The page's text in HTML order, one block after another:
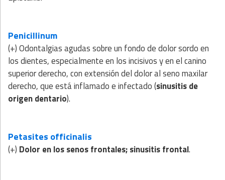
Penicillinum
(+) Odontalgias agudas sobre un fondo de dolor sordo en
los dientes, especialmente en los incisivos y en el canino
superior derecho, con extensión del dolor al seno maxilar
derecho, que está inflamado e infectado (sinusitis de
origen dentario).
Petasites officinalis
(+) Dolor en los senos frontales; sinusitis frontal.